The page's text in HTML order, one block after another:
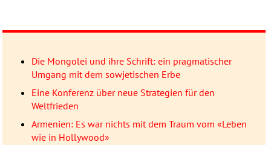
Die Mongolei und ihre Schrift: ein pragmatischer
Umgang mit dem sowjetischen Erbe
Eine Konferenz über neue Strategien für den
Weltfrieden
Armenien: Es war nichts mit dem Traum vom «Leben
wie in Hollywood»